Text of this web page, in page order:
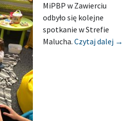
MiPBP w Zawierciu
odbyło się kolejne
spotkanie w Strefie
Malucha. Czytaj dalej →